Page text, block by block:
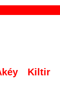
Kiltir